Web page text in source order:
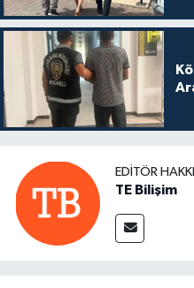
EDITÖR
TE Bilişim